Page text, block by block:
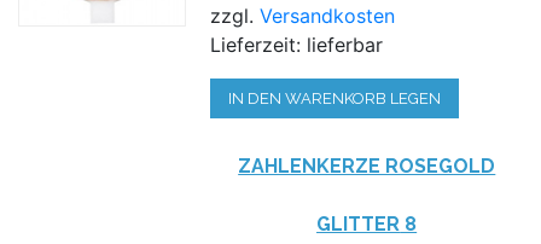
zzgl.Versandkosten
Lieferzeit: lieferbar
IN DEN WARENKORB LEGEN
ZAHLENKERZE ROSEGOLD
GLITTER 8